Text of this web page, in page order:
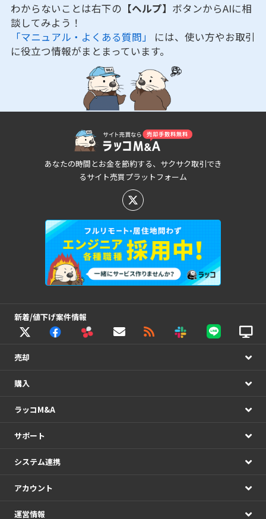
わからないことは右下の 【ヘルプ】 ボタンからAIに相
談してみよう！
「マニュアル・よくある質問」 には、使い方やお取引
に役立つ情報がまとまっています。
あなたの時間とお金を節約する、サクサク取引でき
るサイト売買プラットフォーム
新着/値下げ案件情報
売却
購入
ラッコM&A
サポート
システム連携
アカウント
運営情報